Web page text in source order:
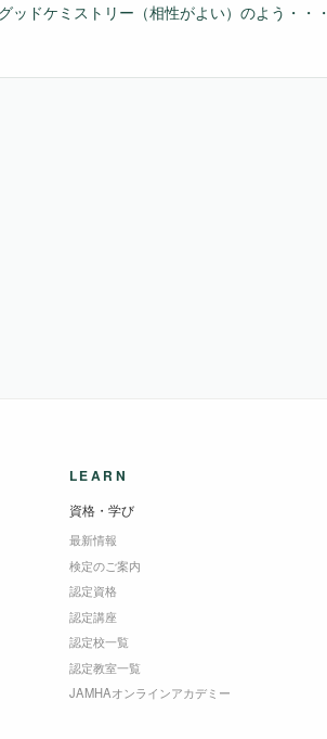
ッドケミストリー（相性がよい）のよう・・・
LEARN
資格・学び
最新情報
検定のご案内
認定資格
認定講座
認定校一覧
認定教室一覧
JAMHAオンラインアカデミー